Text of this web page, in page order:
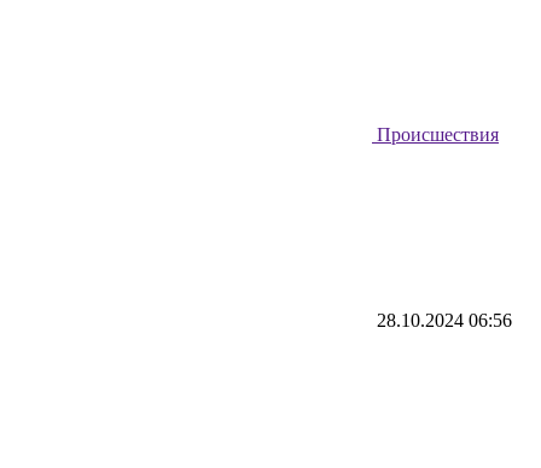
Происшествия
28.10.2024 06:56